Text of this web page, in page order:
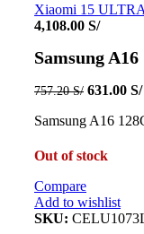
117.60 S/.
Xiaomi 15
4,108.00 S/Current
is:
Samsung
757.20S/ Original
was:
631.00 S/
Samsung A16
Out of stock
Compare
Add to wishlist
SKU: